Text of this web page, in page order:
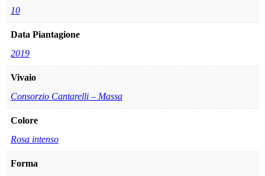
10
Data Piantagione
2019
Vivaio
Consorzio Cantarelli – Massa
Colore
Rosa intenso
Forma